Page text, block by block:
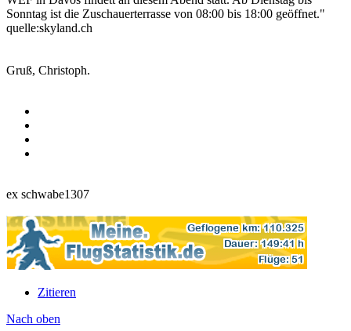
Sonntag ist die Zuschauerterrasse von 08:00 bis 18:00 geöffnet."
quelle:skyland.ch
Gruß, Christoph.
ex schwabe1307
Zitieren
Nach oben